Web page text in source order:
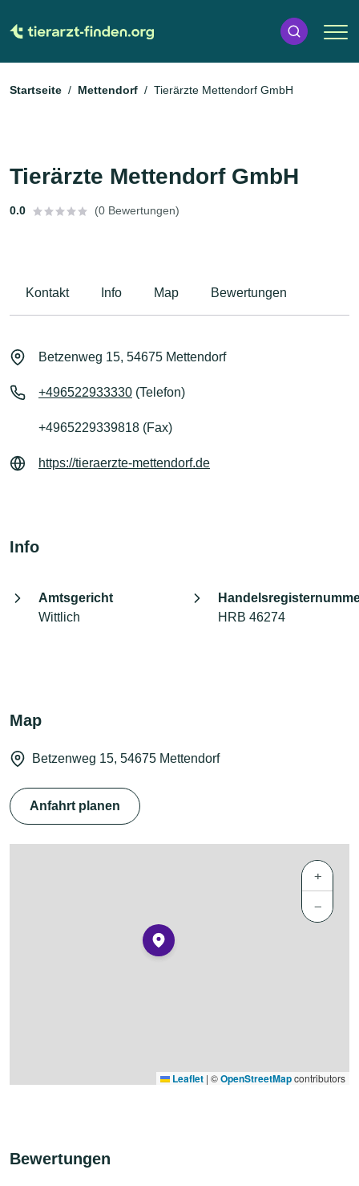
Startseite Mettendorf Tierärzte Mettendorf GmbH
Tierärzte Mettendorf GmbH
0.0 (0 Bewertungen)
Kontakt Info Map Bewertungen
Betzenweg 15, 54675 Mettendorf
+496522933330 (Telefon)
+4965229339818 (Fax)
https://tieraerzte-mettendorf.de
Info
Amtsgericht
Wittlich
HRB 46274
Map
Betzenweg 15, 54675 Mettendorf
Anfahrt planen
+
−
Leaflet | ©OpenStreetMapcontributors
Bewertungen